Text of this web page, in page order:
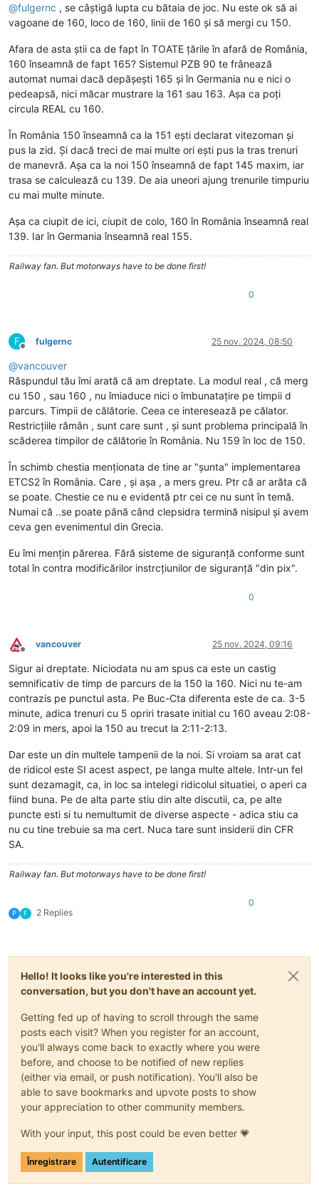
@fulgernc , se câștigă lupta cu bătaia de joc. Nu este ok să ai
vagoane de 160, loco de 160, linii de 160 și să mergi cu 150.
Afara de asta știi ca de fapt în TOATE țările în afară de România,
160 înseamnă de fapt 165? Sistemul PZB 90 te frânează
automat numai dacă depășești 165 și în Germania nu e nici o
pedeapsă, nici măcar mustrare la 161 sau 163. Așa ca poți
circula REAL cu 160.
În România 150 înseamnă ca la 151 ești declarat vitezoman și
pus la zid. Și dacă treci de mai multe ori ești pus la tras trenuri
de manevră. Așa ca la noi 150 înseamnă de fapt 145 maxim, iar
trasa se calculează cu 139. De aia uneori ajung trenurile timpuriu
cu mai multe minute.
Așa ca ciupit de ici, ciupit de colo, 160 în România înseamnă real
139. Iar în Germania înseamnă real 155.
Railway fan. But motorways have to be done first!
0
F
Deconectat
fulgernc 25 nov. 2024, 08:50
@vancouver
Răspundul tău îmi arată că am dreptate. La modul real , că merg
cu 150 , sau 160 , nu îmiaduce nici o îmbunatațire pe timpii d
parcurs. Timpii de călătorie. Ceea ce interesează pe călator.
Restricțiile rămân , sunt care sunt , și sunt problema principală în
scăderea timpilor de călătorie în România. Nu 159 în loc de 150.
În schimb chestia menționata de tine ar "șunta" implementarea
ETCS2 în România. Care , și așa , a mers greu. Ptr că ar arăta că
se poate. Chestie ce nu e evidentă ptr cei ce nu sunt în temă.
Numai că ..se poate până când clepsidra termină nisipul și avem
ceva gen evenimentul din Grecia.
Eu îmi mențin părerea. Fără sisteme de siguranță conforme sunt
total în contra modificărilor instrcțiunilor de siguranță "din pix".
0
Deconectat
vancouver 25 nov. 2024, 09:16
Sigur ai dreptate. Niciodata nu am spus ca este un castig
semnificativ de timp de parcurs de la 150 la 160. Nici nu te-am
contrazis pe punctul asta. Pe Buc-Cta diferenta este de ca. 3-5
minute, adica trenuri cu 5 opriri trasate initial cu 160 aveau 2:08-
2:09 in mers, apoi la 150 au trecut la 2:11-2:13.
Dar este un din multele tampenii de la noi. Si vroiam sa arat cat
de ridicol este SI acest aspect, pe langa multe altele. Intr-un fel
sunt dezamagit, ca, in loc sa intelegi ridicolul situatiei, o aperi ca
fiind buna. Pe de alta parte stiu din alte discutii, ca, pe alte
puncte esti si tu nemultumit de diverse aspecte - adica stiu ca
nu cu tine trebuie sa ma cert. Nuca tare sunt insiderii din CFR
SA.
Railway fan. But motorways have to be done first!
P F 2 Replies
0
Hello! It looks like you're interested in this
conversation, but you don't have an account yet.
Getting fed up of having to scroll through the same
posts each visit? When you register for an account,
you'll always come back to exactly where you were
before, and choose to be notified of new replies
(either via email, or push notification). You'll also be
able to save bookmarks and upvote posts to show
your appreciation to other community members.
With your input, this post could be even better 💗
Înregistrare Autentificare